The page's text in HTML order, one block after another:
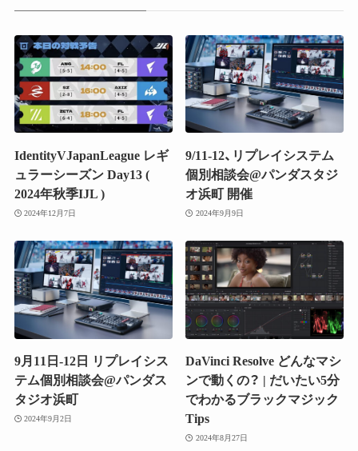
IdentityVJapanLeague レギ
ュラーシーズン Day13 (
2024年秋季IJL )
2024年12月7日
9/11-12、リプレイシステム
個別相談会@パンダスタジ
オ浜町 開催
2024年9月9日
9月11日-12日 リプレイシス
テム個別相談会@パンダス
タジオ浜町
2024年9月2日
DaVinci Resolve どんなマシ
ンで動くの？ | だいたい5分
でわかるブラックマジック
Tips
2024年8月27日